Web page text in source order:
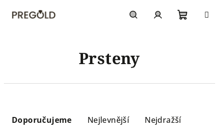
Prsteny
a
Doporučujeme Nejlevnější Nejdražší